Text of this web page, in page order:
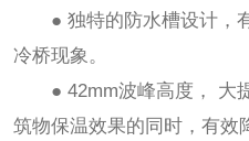
● 独特的防水槽设计，有
冷桥现象。
● 42mm波峰高度， 大
筑物保温效果的同时，有效